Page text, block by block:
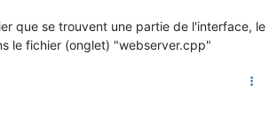
que se trouvent une partie de l'interface, le
le fichier (onglet) "webserver.cpp"